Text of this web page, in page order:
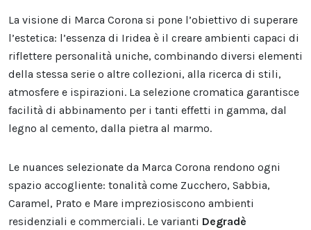
La visione di Marca Corona si pone l’obiettivo di superare
l’estetica: l’essenza di Iridea è il creare ambienti capaci di
riflettere personalità uniche, combinando diversi elementi
della stessa serie o altre collezioni, alla ricerca di stili,
atmosfere e ispirazioni. La selezione cromatica garantisce
facilità di abbinamento per i tanti effetti in gamma, dal
legno al cemento, dalla pietra al marmo.
Le nuances selezionate da Marca Corona rendono ogni
spazio accogliente: tonalità come Zucchero, Sabbia,
Caramel, Prato e Mare impreziosiscono ambienti
residenziali e commerciali. Le varianti Degradè